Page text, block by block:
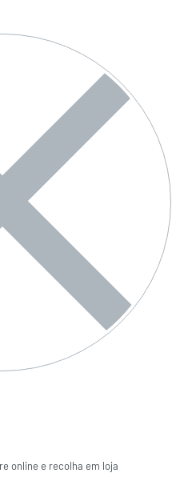
online e recolha em loja